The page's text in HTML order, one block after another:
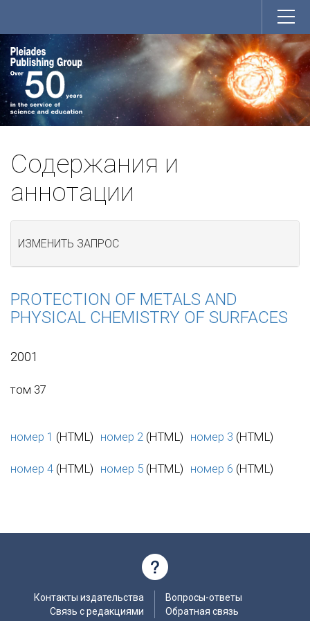
Содержания и
аннотации
ИЗМЕНИТЬ ЗАПРОС
PROTECTION OF METALS AND
PHYSICAL CHEMISTRY OF SURFACES
2001
том 37
номер 1 (HTML) номер 2 (HTML) номер 3 (HTML)
номер 4 (HTML) номер 5 (HTML) номер 6 (HTML)
Контакты издательства
Связь с редакциями
Вопросы-ответы
Обратная связь